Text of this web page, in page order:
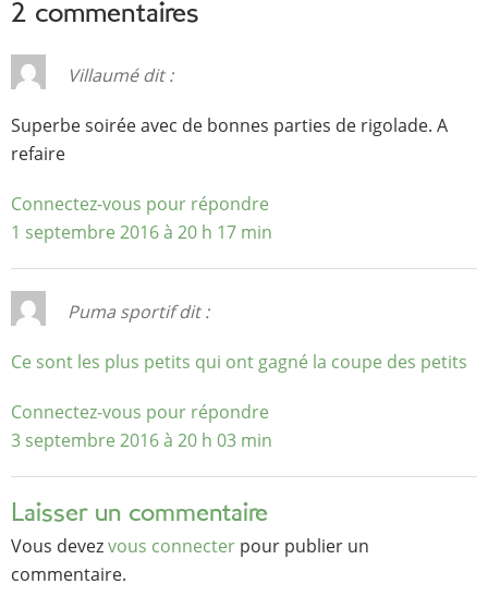
2 commentaires
Villaumé dit :
Superbe soirée avec de bonnes parties de rigolade. A
refaire
Connectez-vous pour répondre
1 septembre 2016 à 20 h 17 min
Puma sportif dit :
Ce sont les plus petits qui ont gagné la coupe des petits
Connectez-vous pour répondre
3 septembre 2016 à 20 h 03 min
Laisser un commentaire
Vous devezvous connecter pour publier un
commentaire.